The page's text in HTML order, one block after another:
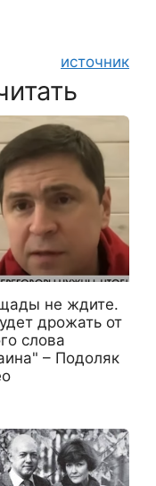
источник
не ждите.
дрожать от
слова
– Подоляк